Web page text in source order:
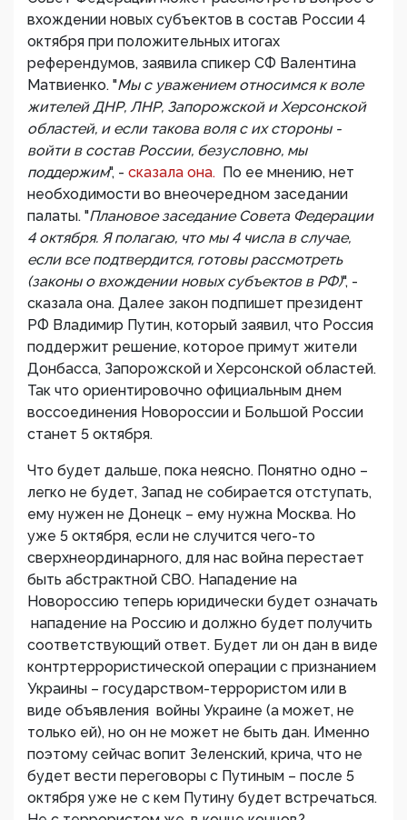
вхождении новых субъектов в состав России 4
октября при положительных итогах
референдумов, заявила спикер СФ Валентина
Матвиенко. "Мы с уважением относимся к воле
жителей ДНР, ЛНР, Запорожской и Херсонской
областей, и если такова воля с их стороны -
войти в состав России, безусловно, мы
поддержим", - сказала она. По ее мнению, нет
необходимости во внеочередном заседании
палаты. "Плановое заседание Совета Федерации
4 октября. Я полагаю, что мы 4 числа в случае,
если все подтвердится, готовы рассмотреть
(законы о вхождении новых субъектов в РФ)", -
сказала она. Далее закон подпишет президент
РФ Владимир Путин, который заявил, что Россия
поддержит решение, которое примут жители
Донбасса, Запорожской и Херсонской областей.
Так что ориентировочно официальным днем
воссоединения Новороссии и Большой России
станет 5 октября.
Что будет дальше, пока неясно. Понятно одно –
легко не будет, Запад не собирается отступать,
ему нужен не Донецк – ему нужна Москва. Но
уже 5 октября, если не случится чего-то
сверхнеординарного, для нас война перестает
быть абстрактной СВО. Нападение на
Новороссию теперь юридически будет означать
нападение на Россию и должно будет получить
соответствующий ответ. Будет ли он дан в виде
контртеррористической операции с признанием
Украины – государством-террористом или в
виде объявления войны Украине (а может, не
только ей), но он не может не быть дан. Именно
поэтому сейчас вопит Зеленский, крича, что не
будет вести переговоры с Путиным – после 5
октября уже не с кем Путину будет встречаться.